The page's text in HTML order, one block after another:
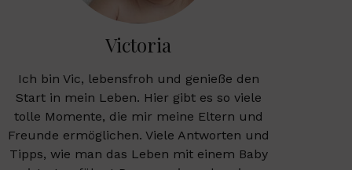
Victoria
Ich bin Vic, lebensfroh und genieße den
Start in mein Leben. Hier gibt es so viele
tolle Momente, die mir meine Eltern und
Freunde ermöglichen. Viele Antworten und
Tipps, wie man das Leben mit einem Baby